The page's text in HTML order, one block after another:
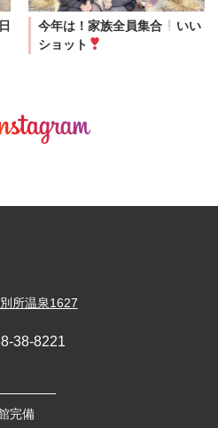
今年は！家族全員集合
いい
ショット
所温泉1627
38-8221
完備